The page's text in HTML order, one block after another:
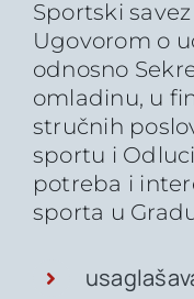
Sportski
Ugovorom o
odnosno
omladinu, u
stručnih
sportu i
potreba i
sporta u